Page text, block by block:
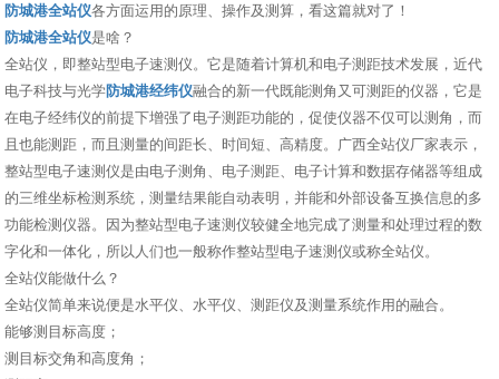
防城港全站仪各方面运用的原理、操作及测算，看这篇就对了！
防城港全站仪是啥？
全站仪，即整站型电子速测仪。它是随着计算机和电子测距技术发展，近代
电子科技与光学防城港经纬仪融合的新一代既能测角又可测距的仪器，它是
在电子经纬仪的前提下增强了电子测距功能的，促使仪器不仅可以测角，而
且也能测距，而且测量的间距长、时间短、高精度。广西全站仪厂家表示，
整站型电子速测仪是由电子测角、电子测距、电子计算和数据存储器等组成
的三维坐标检测系统，测量结果能自动表明，并能和外部设备互换信息的多
功能检测仪器。因为整站型电子速测仪较健全地完成了测量和处理过程的数
字化和一体化，所以人们也一般称作整站型电子速测仪或称全站仪。
全站仪能做什么？
全站仪简单来说便是水平仪、水平仪、测距仪及测量系统作用的融合。
能够测目标高度；
测目标交角和高度角；